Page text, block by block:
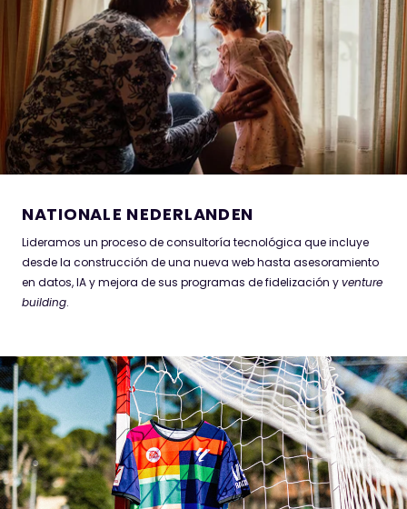
NATIONALE NEDERLANDEN
Lideramos un proceso de consultoría tecnológica que incluye
desde la construcción de una nueva web hasta asesoramiento
en datos, IA y mejora de sus programas de fidelización yventure
building.
Lideramos un proceso de consultoría tecnológica que incluye
desde la construcción de una nueva web hasta asesoramiento
en datos, IA y mejora de sus programas de fidelización y
venture
building
LA LIGA
Impulsamos el futuro del fútbol con consultoría tecnológica y
desarrollo de aplicaciones para clubes, jugadores y fans en
busca de una nueva forma de vivir el deporte.